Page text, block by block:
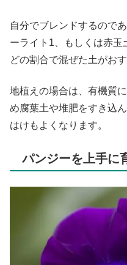
自分でブレンドするので
ーライト1、もしくは赤
どの割合で混ぜた土がおす
地植えの場合は、有機質
め腐葉土や堆肥をすき込
はけもよくなります。
パンジーを上手に